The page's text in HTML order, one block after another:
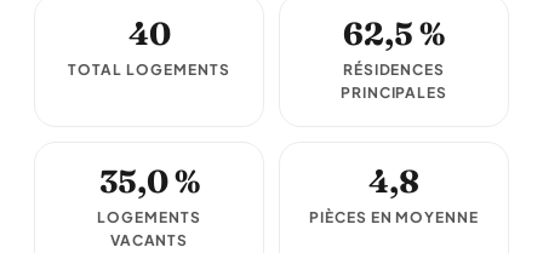
40
TOTAL LOGEMENTS
62,5 %
RÉSIDENCES
PRINCIPALES
35,0 %
LOGEMENTS
VACANTS
4,8
PIÈCES EN MOYENNE